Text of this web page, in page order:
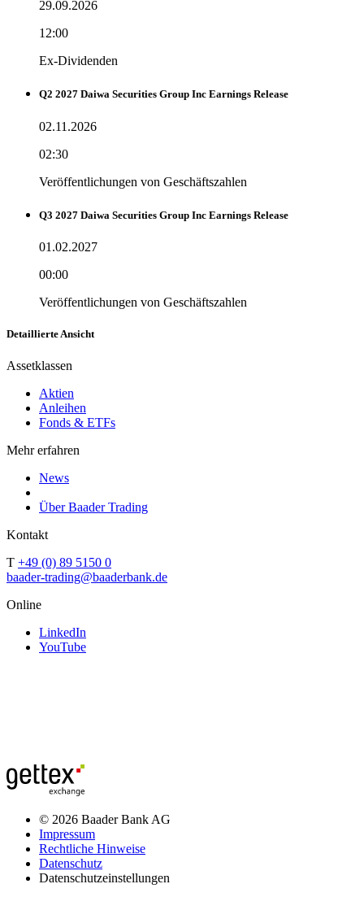
29.09.2026
12:00
Ex-Dividenden
Q2 2027 Daiwa Securities Group Inc Earnings Release
02.11.2026
02:30
Veröffentlichungen von Geschäftszahlen
Q3 2027 Daiwa Securities Group Inc Earnings Release
01.02.2027
00:00
Veröffentlichungen von Geschäftszahlen
Detaillierte Ansicht
Assetklassen
Aktien
Anleihen
Fonds & ETFs
Mehr erfahren
News
Über Baader Trading
Kontakt
T +49 (0) 89 5150 0
baader-trading@baaderbank.de
Online
LinkedIn
YouTube
© 2026 Baader Bank AG
Impressum
Rechtliche Hinweise
Datenschutz
Datenschutzeinstellungen